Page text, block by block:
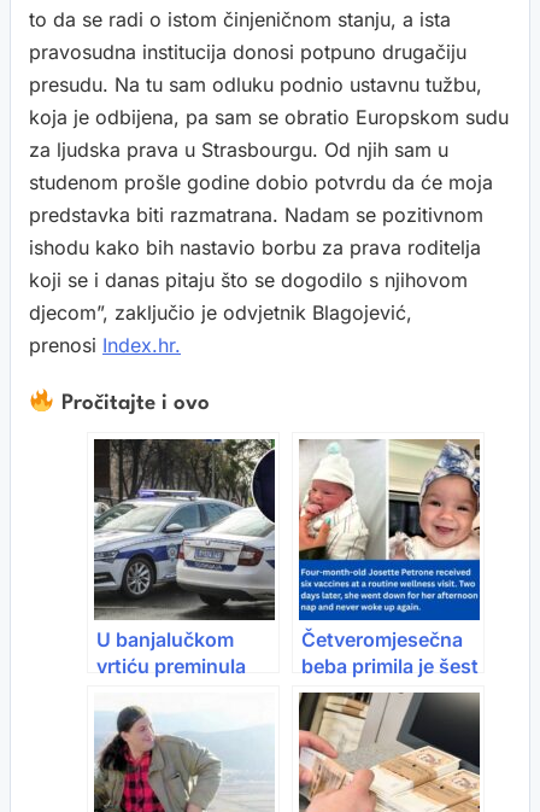
to da se radi o istom činjeničnom stanju, a ista
pravosudna institucija donosi potpuno drugačiju
presudu. Na tu sam odluku podnio ustavnu tužbu,
koja je odbijena, pa sam se obratio Europskom sudu
za ljudska prava u Strasbourgu. Od njih sam u
studenom prošle godine dobio potvrdu da će moja
predstavka biti razmatrana. Nadam se pozitivnom
ishodu kako bih nastavio borbu za prava roditelja
koji se i danas pitaju što se dogodilo s njihovom
djecom”, zaključio je odvjetnik Blagojević,
prenosi Index.hr.
Pročitajte i ovo
U banjalučkom
vrtiću preminula
beba, očekuje se
da tužitelj naredi
obdukciju
Četveromjesečna
beba primila je šest
vakcina: Dva dana
kasnije, otišla je na
popodnevnu
dremku i više se
nikad nije probudila